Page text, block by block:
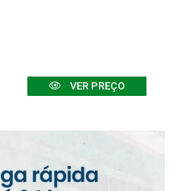
VER PREÇO